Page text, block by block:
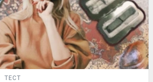
ТЕСТ